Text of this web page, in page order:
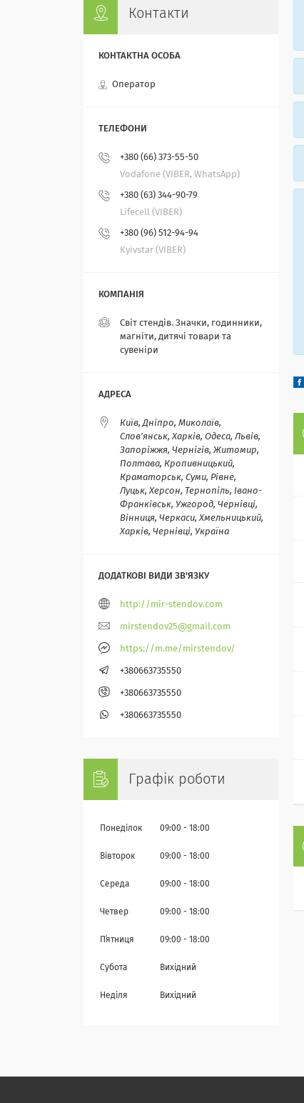
Контакти
Оператор
+380 (66) 373-55-50
Vodafone (VIBER, WhatsApp)
+380 (63) 344-90-79
Lifecell (VIBER)
+380 (96) 512-94-94
Kyivstar (VIBER)
Світ стендів. Значки, годинники,
магніти, дитячі товари та
сувеніри
Київ, Дніпро, Миколаїв,
Слов'янськ, Харків, Одеса, Львів,
Запоріжжя, Чернігів, Житомир,
Полтава, Кропивницький,
Краматорськ, Суми, Рівне,
Луцьк, Херсон, Тернопіль, Івано-
Франківськ, Ужгород, Чернівці,
Вінниця, Черкаси, Хмельницький,
Харків, Чернівці, Україна
http://mir-stendov.com
mirstendov25@gmail.com
https://m.me/mirstendov/
+380663735550
+380663735550
+380663735550
Графік роботи
Понеділок 09:00 18:00
Вівторок 09:00 18:00
Середа 09:00 18:00
Четвер 09:00 18:00
Пʼятниця 09:00 18:00
Субота Вихідний
Неділя Вихідний